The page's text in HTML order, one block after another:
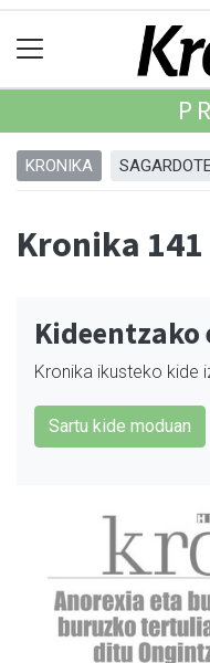
KRONIKA
Kronika 141
Kideentzako
Kronika ikusteko kide
Sartu kide moduan